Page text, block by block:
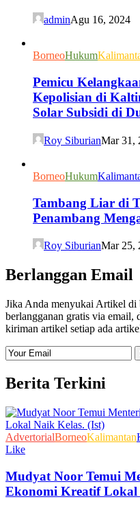
adminAgu 16, 2024
BorneoHukum
Pemicu
Kepolisian di
Solar Subsidi di
Roy SiburianMar 31,
BorneoHukum
Tambang Liar di
Penambang
Roy SiburianMar 25,
Berlanggan Email
Jika Anda menyukai Artikel
berlangganan gratis via email,
kiriman artikel setiap ada
Berita Terkini
AdvertorialBorneoKalimantan
Like
Mudyat Noor Temui
Ekonomi Kreatif Lokal